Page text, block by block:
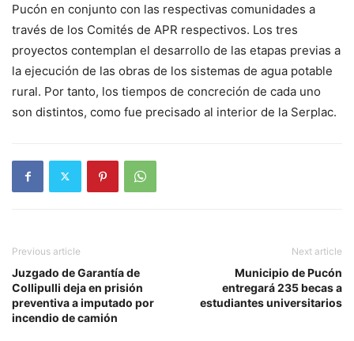
Pucón en conjunto con las respectivas comunidades a
través de los Comités de APR respectivos. Los tres
proyectos contemplan el desarrollo de las etapas previas a
la ejecución de las obras de los sistemas de agua potable
rural. Por tanto, los tiempos de concreción de cada uno
son distintos, como fue precisado al interior de la Serplac.
Previous article
Juzgado de Garantía de
Collipulli deja en prisión
preventiva a imputado por
incendio de camión
Next article
Municipio de Pucón
entregará 235 becas a
estudiantes universitarios